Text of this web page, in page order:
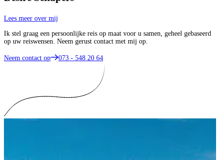
Lees meer over mij
Ik stel graag een persoonlijke reis op maat voor u samen, geheel gebaseerd
op uw reiswensen. Neem gerust contact met mij op.
Neem contact op 073 - 548 20 64